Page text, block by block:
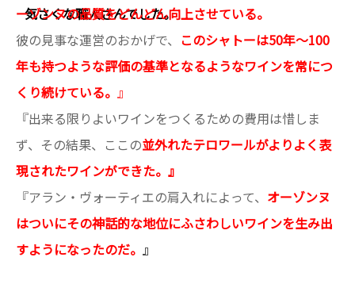
気さくな職人さんでした。
ーゾンヌの品質をどんどん向上させている。
彼の見事な運営のおかげで、 このシャトーは50年～100
年も持つような評価の基準となるようなワインを常につ
くり続けている。 』
『出来る限りよいワインをつくるための費用は惜しま
ず、その結果、ここの並外れたテロワールがよりよく表
現されたワインができた。』
『アラン・ヴォーティエの肩入れによって、 オーゾンヌ
はついにその神話的な地位にふさわしいワインを生み出
すようになったのだ。 』